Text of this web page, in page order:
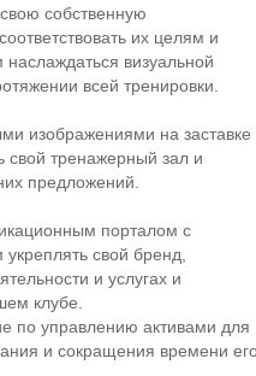
собственную
их целям и
визуальной
всей тренировки.
изображениями на заставке
свой тренажерный зал и
предложений.
порталом с
свой бренд,
и услугах и
клубе.
по управлению активами для
и сокращения времени